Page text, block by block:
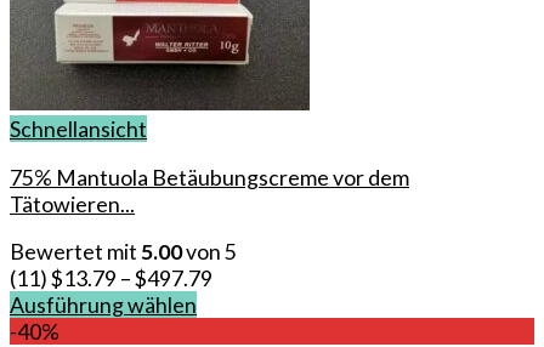
Schnellansicht
75% Mantuola Betäubungscreme vor dem
Tätowieren...
Bewertet mit5.00von 5
(11)$13.79 –$497.79
Ausführung wählen
Dieses
-40%